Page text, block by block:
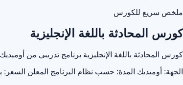
ملخص سريع للكورس
كورس المحادثة باللغة الإنجليزية
كورس المحادثة باللغة الإنجليزية برنامج تدريبي من
الجهة: أوميديك المدة: حسب نظام البرنامج المعلن السعر: